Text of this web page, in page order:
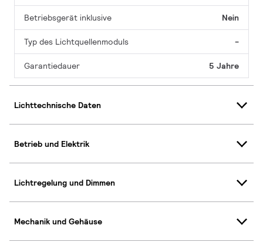
Betriebsgerät inklusive Nein
Typ des Lichtquellenmoduls -
Garantiedauer 5 Jahre
Lichttechnische Daten
Betrieb und Elektrik
Lichtregelung und Dimmen
Mechanik und Gehäuse